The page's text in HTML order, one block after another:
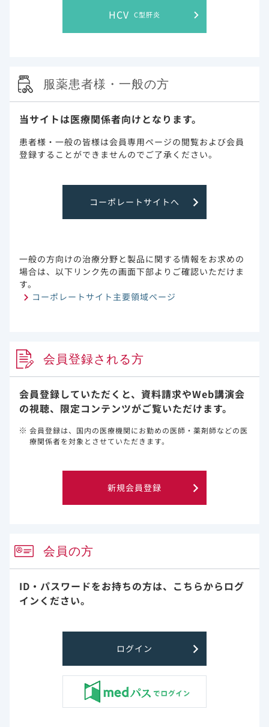
HIV-1に対するウイルス学的効果：FDA
Snapshot解析（24週【主要評価項目】、48
投与後24週及び48週時の血漿中HIV-1 RNA量が50
＜参考情報＞ HBVに対する影響：M=F解析（24週【主要評価
項目】、48週【副次評価項目】）
HCV C型肝炎
服薬患者様・一般の方
当サイトは医療関係者向けとなります。
患者様・一般の皆様は会員専用ページの閲覧および会員
登録することができませんのでご了承ください。
コーポレートサイトへ
一般の方向けの治療分野と製品に関する情報をお求めの
場合は、以下リンク先の画面下部よりご確認いただけま
す。
コーポレートサイト主要領域ページ
会員登録される方
会員登録していただくと、資料請求やWeb講演会
の視聴、限定コンテンツがご覧いただけます。
会員登録は、国内の医療機関にお勤めの医師・薬剤師などの医
療関係者を対象とさせていただきます。
新規会員登録
会員の方
ID・パスワードをお持ちの方は、 こちらからログ
インください。
ログイン